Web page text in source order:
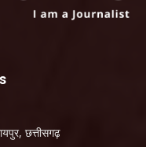
छत्तीसगढ़